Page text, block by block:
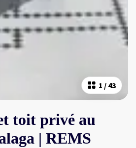
1 / 43
toit privé au
| REMS